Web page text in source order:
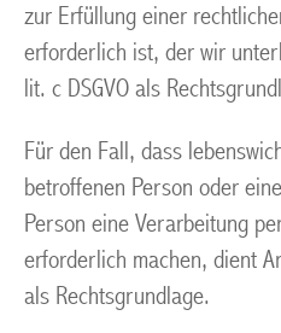
zur Erfüllung einer
erforderlich ist, der wir
lit. c DSGVO als
Für den Fall, dass
betroffenen Person oder
Person eine Verarbeitung
erforderlich machen, dient
als Rechtsgrundlage.